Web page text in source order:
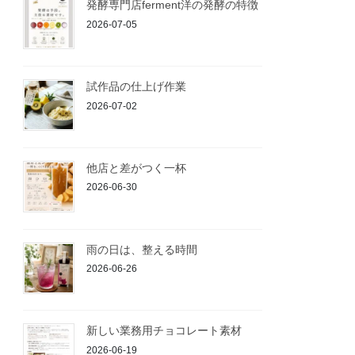
発酵専門店ferment洋の発酵の特徴
2026-07-05
試作品の仕上げ作業
2026-07-02
他店と差がつく一杯
2026-06-30
雨の日は、整える時間
2026-06-26
新しい業務用チョコレート素材
2026-06-19